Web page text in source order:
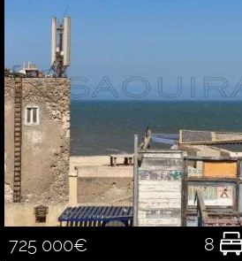
725 000€ 8